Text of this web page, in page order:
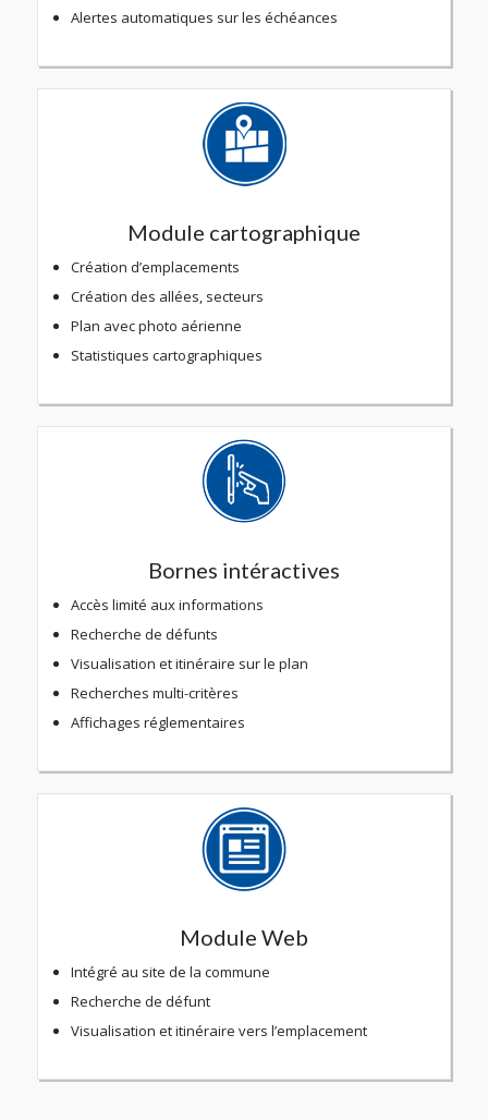
Alertes automatiques sur les échéances
Module cartographique
Création d’emplacements
Création des allées, secteurs
Plan avec photo aérienne
Statistiques cartographiques
Bornes intéractives
Accès limité aux informations
Recherche de défunts
Visualisation et itinéraire sur le plan
Recherches multi-critères
Affichages réglementaires
Module Web
Intégré au site de la commune
Recherche de défunt
Visualisation et itinéraire vers l’emplacement